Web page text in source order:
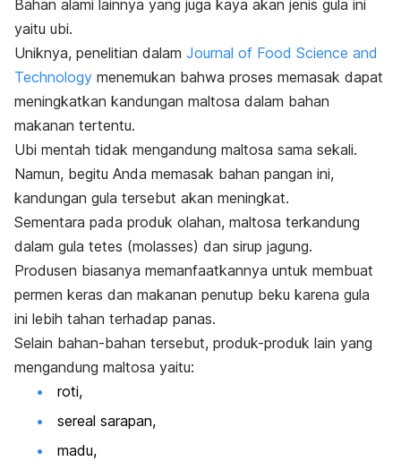
Bahan alami lainnya yang juga kaya akan jenis gula ini
yaitu ubi.
Uniknya, penelitian dalam Journal of Food Science and
Technology menemukan bahwa proses memasak dapat
meningkatkan kandungan maltosa dalam bahan
makanan tertentu.
Ubi mentah tidak mengandung maltosa sama sekali.
Namun, begitu Anda memasak bahan pangan ini,
kandungan gula tersebut akan meningkat.
Sementara pada produk olahan, maltosa terkandung
dalam gula tetes (molasses) dan sirup jagung.
Produsen biasanya memanfaatkannya untuk membuat
permen keras dan makanan penutup beku karena gula
ini lebih tahan terhadap panas.
Selain bahan-bahan tersebut, produk-produk lain yang
mengandung maltosa yaitu:
roti,
sereal sarapan,
madu,